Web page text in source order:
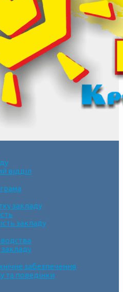
відділ
закладу
закладу
забезпечення
та поведінки